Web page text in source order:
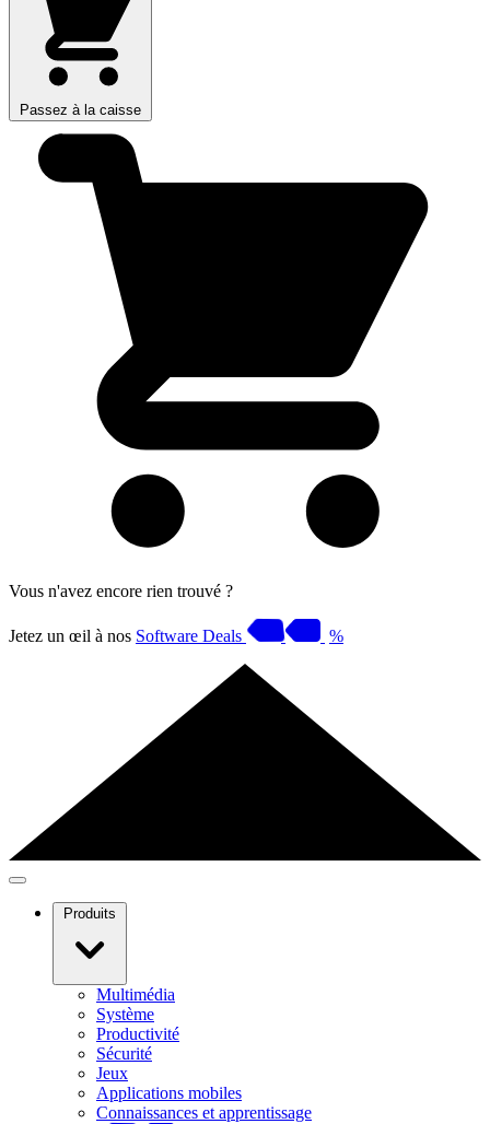
Passez à la caisse
Vous n'avez encore rien trouvé ?
Jetez un œil à nos Software Deals %
Produits
Multimédia
Système
Productivité
Sécurité
Jeux
Applications mobiles
Connaissances et apprentissage